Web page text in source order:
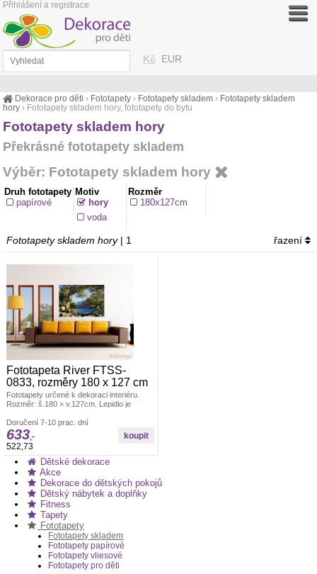
Dekorace pro děti › Fototapety › Fototapety skladem › Fototapety skladem
hory › Fototapety skladem hory, fototapety do bytu
Fototapety skladem hory
Překrásné fototapety skladem
Výběr: Fototapety skladem hory
Druh fototapety
papírové
Motiv
hory
voda
Rozměr
180x127cm
Fototapety skladem hory | 1 řazení
Fototapeta River FTSS-
0833, rozměry 180 x 127 cm
Fototapety určené k dekoraci interiéru.
Rozměr: š.180 × v.127cm. Lepidlo je
dílná. Lepidlem se natírá fototapeta.
Offsetový tisk. Fototapety skladem hory
Doručení 7-10 prac. dní
633,-
522,73
Dětské dekorace
Akce
Dekorace do dětských pokojů
Dětský nábytek a doplňky
Fitness
Tapety
Fototapety
Fototapety skladem
Fototapety papírové
Fototapety vliesové
Fototapety pro děti
Kč EUR
Přihlášení a registrace